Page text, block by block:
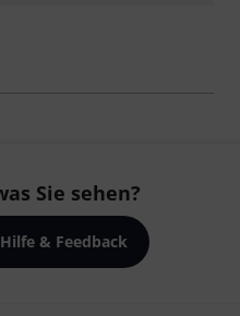
Sie sehen?
Hilfe & Feedback